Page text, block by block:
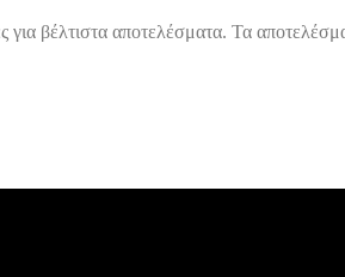
βέλτιστα αποτελέσματα. Τα